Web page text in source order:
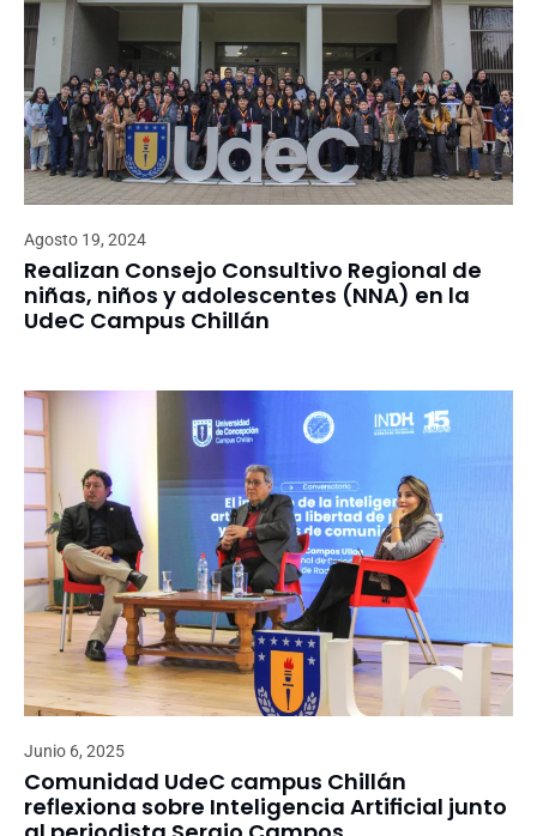
Agosto 19, 2024
Realizan Consejo Consultivo Regional de
niñas, niños y adolescentes (NNA) en la
UdeC Campus Chillán
Junio 6, 2025
Comunidad UdeC campus Chillán
reflexiona sobre Inteligencia Artificial junto